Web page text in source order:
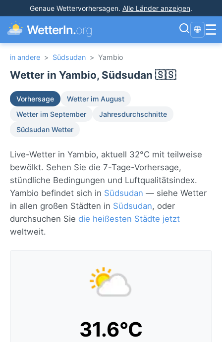
Genaue Wettervorhersagen. Alle Länder anzeigen.
WetterIn.org 🌐 ☰
in andere > Südsudan > Yambio
Wetter in Yambio, Südsudan 🇸🇸
Vorhersage
Wetter im August
Wetter im September
Jahresdurchschnitte
Südsudan Wetter
Live-Wetter in Yambio, aktuell 32°C mit teilweise
bewölkt. Sehen Sie die 7-Tage-Vorhersage,
stündliche Bedingungen und Luftqualitätsindex.
Yambio befindet sich in Südsudan — siehe Wetter
in allen großen Städten in Südsudan, oder
durchsuchen Sie die heißesten Städte jetzt
weltweit.
31.6°C